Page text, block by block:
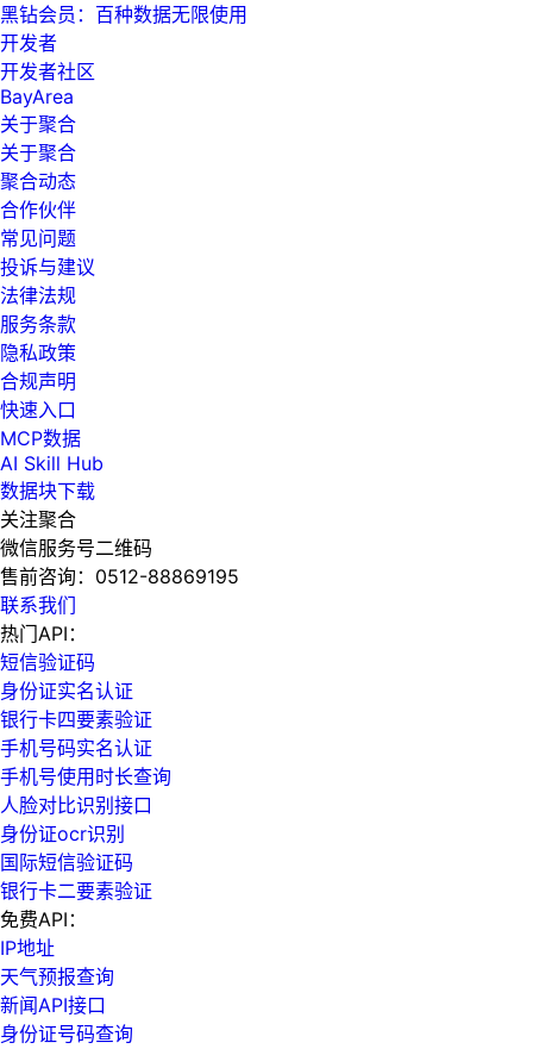
黑钻会员：百种数据无限使用
开发者
开发者社区
BayArea
关于聚合
关于聚合
聚合动态
合作伙伴
常见问题
投诉与建议
法律法规
服务条款
隐私政策
合规声明
快速入口
MCP数据
AI Skill Hub
数据块下载
关注聚合
微信服务号二维码
售前咨询： 0512-88869195
联系我们
热门API：
短信验证码
身份证实名认证
银行卡四要素验证
手机号码实名认证
手机号使用时长查询
人脸对比识别接口
身份证ocr识别
国际短信验证码
银行卡二要素验证
免费API：
IP地址
天气预报查询
新闻API接口
身份证号码查询